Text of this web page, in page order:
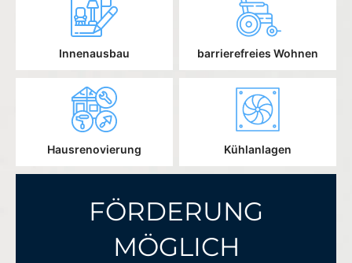
Innenausbau barrierefreies Wohnen
Hausrenovierung Kühlanlagen
FÖRDERUNG
MÖGLICH